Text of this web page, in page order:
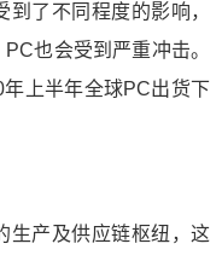
了不同程度的影响，
也会受到严重冲击。
上半年全球PC出货下
生产及供应链枢纽，这